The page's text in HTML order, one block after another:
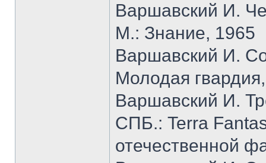
Варшавский И.
М.: Знание, 1965
Варшавский И.
Молодая
Варшавский И.
СПБ.: Terra
отечественной